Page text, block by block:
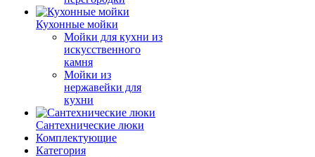
Кухонные мойки
Мойки для кухни из
искусственного
камня
Мойки из
нержавейки для
кухни
Сантехнические люки
Комплектующие
Категория